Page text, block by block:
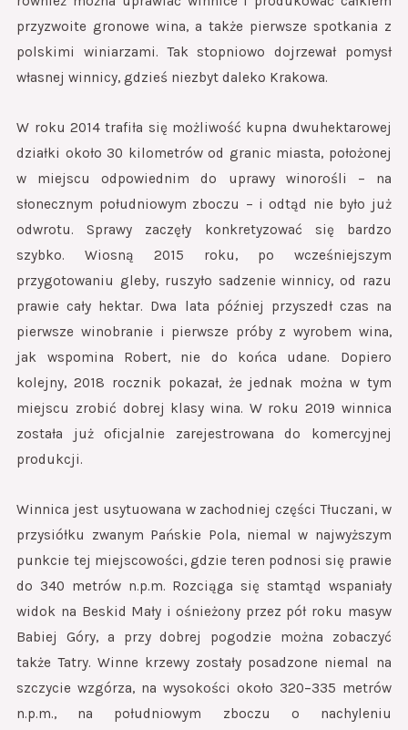
przyzwoite gronowe wina, a także pierwsze spotkania z
polskimi winiarzami. Tak stopniowo dojrzewał pomysł
własnej winnicy, gdzieś niezbyt daleko Krakowa.
W roku 2014 trafiła się możliwość kupna dwuhektarowej
działki około 30 kilometrów od granic miasta, położonej
w miejscu odpowiednim do uprawy winorośli – na
słonecznym południowym zboczu – i odtąd nie było już
odwrotu. Sprawy zaczęły konkretyzować się bardzo
szybko. Wiosną 2015 roku, po wcześniejszym
przygotowaniu gleby, ruszyło sadzenie winnicy, od razu
prawie cały hektar. Dwa lata później przyszedł czas na
pierwsze winobranie i pierwsze próby z wyrobem wina,
jak wspomina Robert, nie do końca udane. Dopiero
kolejny, 2018 rocznik pokazał, że jednak można w tym
miejscu zrobić dobrej klasy wina. W roku 2019 winnica
została już oficjalnie zarejestrowana do komercyjnej
produkcji.
Winnica jest usytuowana w zachodniej części Tłuczani, w
przysiółku zwanym Pańskie Pola, niemal w najwyższym
punkcie tej miejscowości, gdzie teren podnosi się prawie
do 340 metrów n.p.m. Rozciąga się stamtąd wspaniały
widok na Beskid Mały i ośnieżony przez pół roku masyw
Babiej Góry, a przy dobrej pogodzie można zobaczyć
także Tatry. Winne krzewy zostały posadzone niemal na
szczycie wzgórza, na wysokości około 320–335 metrów
n.p.m., na południowym zboczu o nachyleniu